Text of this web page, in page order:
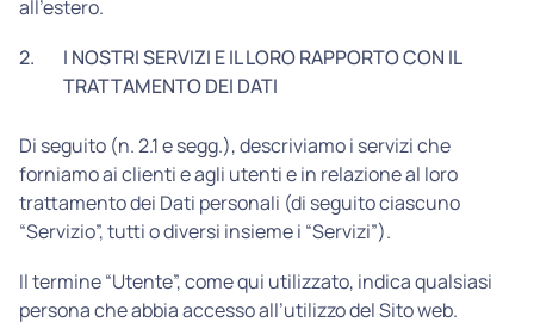
all’estero.
2.
I NOSTRI SERVIZI E IL LORO RAPPORTO CON IL
TRATTAMENTO DEI DATI
Di seguito (n. 2.1 e segg.), descriviamo i servizi che
forniamo ai clienti e agli utenti e in relazione al loro
trattamento dei Dati personali (di seguito ciascuno
“Servizio”, tutti o diversi insieme i “Servizi”).
Il termine “Utente”, come qui utilizzato, indica qualsiasi
persona che abbia accesso all’utilizzo del Sito web.